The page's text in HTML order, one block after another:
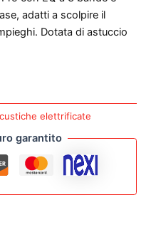
adatti a scolpire il
Dotata di astuccio
elettrificate
garantito